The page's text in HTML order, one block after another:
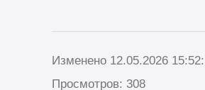
Изменено 12.05.2026
Просмотров: 308